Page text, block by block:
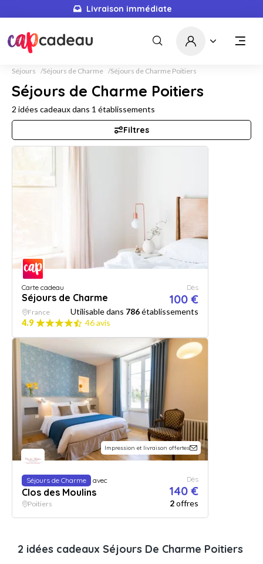
Livraison immédiate
Séjours Séjours de Charme Séjours de Charme Poitiers
Séjours de Charme Poitiers
2 idées cadeaux dans 1 établissements
Filtres
Carte cadeau
Séjours de Charme
Dès
100 €
France Utilisable dans 786établissements
4.9
46 avis
Impression et livraison offertes
Séjours de Charme avec
Clos des Moulins
Dès
140 €
Poitiers 2offres
2 idées cadeaux Séjours De Charme Poitiers